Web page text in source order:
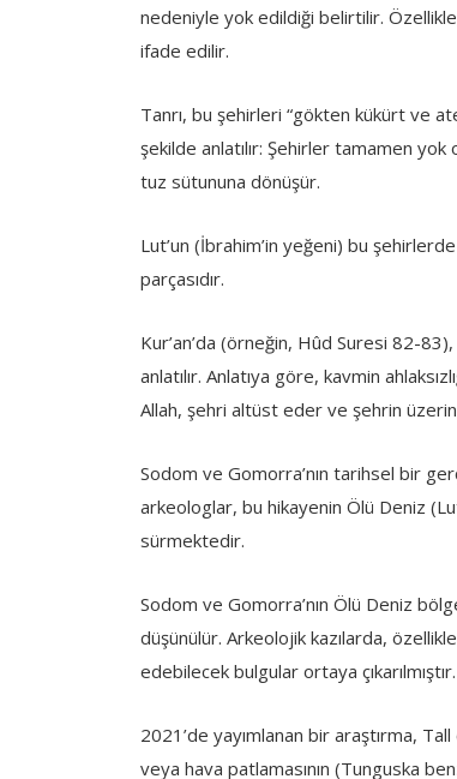
nedeniyle yok edildiği belirtilir. Özellikle,
ifade edilir.
Tanrı, bu şehirleri “gökten kükürt ve
şekilde anlatılır: Şehirler tamamen yok
tuz sütununa dönüşür.
Lut’un (İbrahim’in yeğeni) bu
parçasıdır.
Kur’an’da (örneğin, Hûd Suresi 82-
anlatılır. Anlatıya göre, kavmin
Allah, şehri altüst eder ve şehrin
Sodom ve Gomorra’nın tarihsel bir
arkeologlar, bu hikayenin Ölü Deniz
sürmektedir.
Sodom ve Gomorra’nın Ölü Deniz
düşünülür. Arkeolojik kazılarda,
edebilecek bulgular ortaya çıkarılmıştır.
2021’de yayımlanan bir araştırma,
veya hava patlamasının (Tunguska